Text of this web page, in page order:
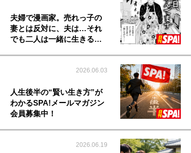
夫婦で漫画家。売れっ子の
妻とは反対に、夫は…それ
でも二人は一緒に生きる…
2026.06.03
人生後半の“賢い生き方”が
わかるSPA!メールマガジン
会員募集中！
2026.06.19